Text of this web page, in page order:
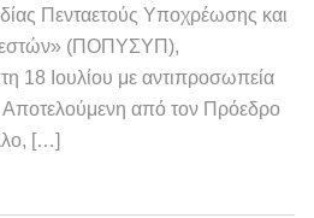
Πενταετούς Υποχρέωσης και
(ΠΟΠΥΣΥΠ),
18 Ιουλίου με αντιπροσωπεία
από τον Πρόεδρο
[…]